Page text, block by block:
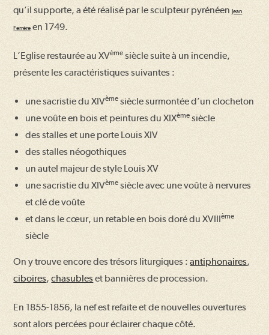
qu’il supporte, a été réalisé par le sculpteur pyrénéenJean
Ferrère en 1749.
L’Eglise restaurée au XVème siècle suite à un incendie,
présente les caractéristiques suivantes :
une sacristie du XIVème siècle surmontée d’un clocheton
une voûte en bois et peintures du XIXème siècle
des stalles et une porte Louis XIV
des stalles néogothiques
un autel majeur de style Louis XV
une sacristie du XIVème siècle avec une voûte à nervures
et clé de voûte
et dans le cœur, un retable en bois doré du XVIIIème
siècle
On y trouve encore des trésors liturgiques :antiphonaires,
ciboires,chasubleset bannières de procession.
En 1855-1856, la nef est refaite et de nouvelles ouvertures
sont alors percées pour éclairer chaque côté.